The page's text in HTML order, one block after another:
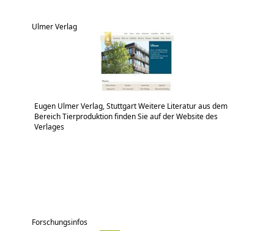
Ulmer Verlag
Eugen Ulmer Verlag, Stuttgart Weitere Literatur aus dem
Bereich Tierproduktion finden Sie auf der Website des
Verlages
Forschungsinfos